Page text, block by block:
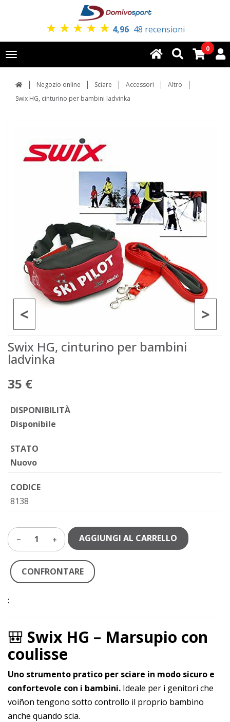
★ ★ ★ ★ ★ 4,96 48 recensioni
Toggle
navigation
0
Negozio online Sciare Accessori
Altro
Swix HG, cinturino per bambini ladvinka
>
<
Swix HG, cinturino per bambini
ladvinka
35 €
DISPONIBILITÀ
Disponibile
STATO
Nuovo
CODICE
8138
1 AGGIUNGI AL CARRELLO
CONFRONTARE
:
🎒 Swix HG – Marsupio con
coulisse
Uno strumento pratico per sciare in modo sicuro e
confortevole con i bambini. Ideale per i genitori che
voiñon tengono sotto controllo il proprio bambino
anche quando scia.